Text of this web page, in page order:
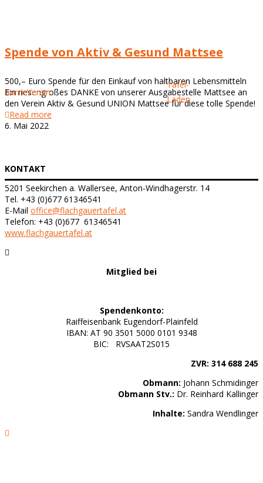
homeVerein
Tafel-
Laden
Spende von Aktiv & Gesund Mattsee
500,– Euro Spende für den Einkauf von haltbaren Lebensmitteln
Ein riesengroßes DANKE von unserer Ausgabestelle Mattsee an
den Verein Aktiv & Gesund UNION Mattsee für diese tolle Spende!
Read more
6. Mai 2022
KONTAKT
5201 Seekirchen a. Wallersee, Anton-Windhagerstr. 14
Tel. +43 (0)677 61346541
E-Mail office@flachgauertafel.at
Telefon: +43 (0)677 61346541
www.flachgauertafel.at
Mitglied bei
Spendenkonto:
Raiffeisenbank Eugendorf-Plainfeld
IBAN: AT 90 3501 5000 0101 9348
BIC: RVSAAT2S015
ZVR: 314 688 245
Obmann: Johann Schmidinger
Obmann Stv.: Dr. Reinhard Kallinger
Inhalte: Sandra Wendlinger